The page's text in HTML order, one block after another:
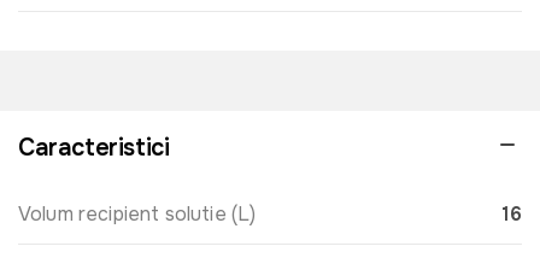
Caracteristici
Volum recipient solutie (L) 16